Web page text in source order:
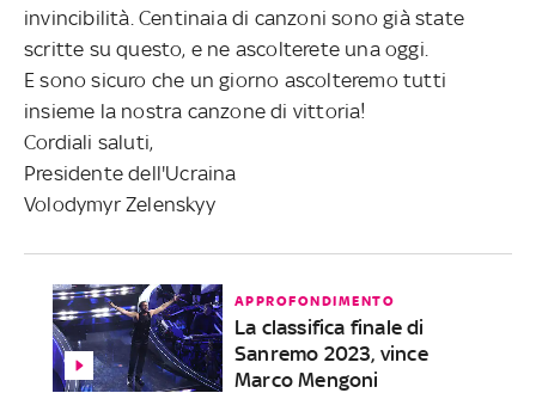
invincibilità. Centinaia di canzoni sono già state
scritte su questo, e ne ascolterete una oggi.
E sono sicuro che un giorno ascolteremo tutti
insieme la nostra canzone di vittoria!
Cordiali saluti,
Presidente dell'Ucraina
Volodymyr Zelenskyy
APPROFONDIMENTO
La classifica finale di
Sanremo 2023, vince
Marco Mengoni